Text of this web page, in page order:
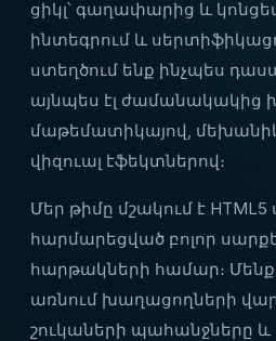
ցիկլ՝ գաղափարից և
ինտեգրում և
ստեղծում ենք ինչպես
այնպես էլ ժամանակակից
մաթեմատիկայով,
վիզուալ էֆեկտներով։
Մեր թիմը մշակում է HTML5
հարմարեցված բոլոր
հարթակների համար։ Մենք
առնում խաղացողների
շուկաների պահանջները և